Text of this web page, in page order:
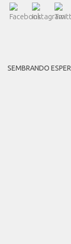
SEMBRANDO